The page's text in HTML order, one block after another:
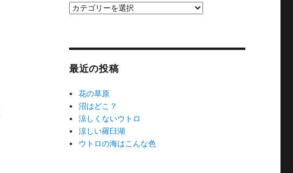
カ
最近の投稿
花の草原
沼はどこ？
涼しくないウトロ
涼しい羅臼湖
ウトロの海はこんな色